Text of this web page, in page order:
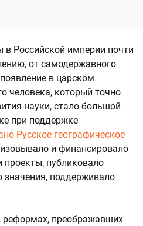
в Российской империи почти
от самодержавного
в царском
человека, который точно
науки, стало большой
при поддержке
Русское географическое
и финансировало
публиковало
поддерживало
реформах, преображавших